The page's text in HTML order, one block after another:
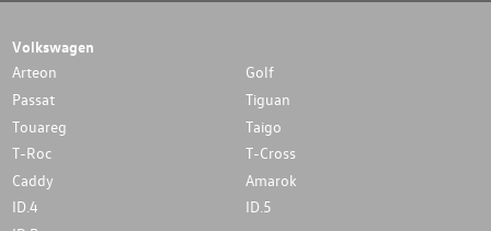
Volkswagen
Arteon
Golf
Passat
Tiguan
Touareg
Taigo
T-Roc
T-Cross
Caddy
Amarok
ID.4
ID.5